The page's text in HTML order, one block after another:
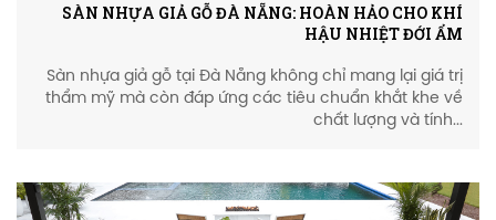
SÀN NHỰA GIẢ GỖ ĐÀ NẴNG: HOÀN HẢO CHO KHÍ
HẬU NHIỆT ĐỚI ẨM
Sàn nhựa giả gỗ tại Đà Nẵng không chỉ mang lại giá trị
thẩm mỹ mà còn đáp ứng các tiêu chuẩn khắt khe về
chất lượng và tính...